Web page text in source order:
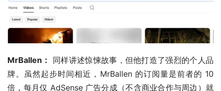
MrBallen：
同样讲述惊悚故事，但他打造了强烈的个人品
牌。虽然起步时间相近，MrBallen 的订阅量是前者的 10
倍，每月仅 AdSense 广告分成（不含商业合作与周边）就